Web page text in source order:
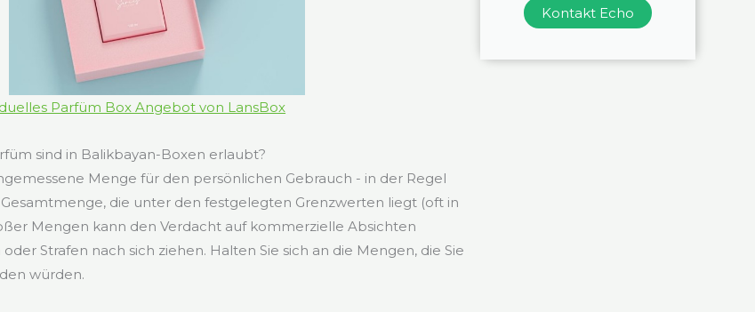
Parfüm Box Angebot von LansBox
sind in Balikbayan-Boxen erlaubt?
Menge für den persönlichen Gebrauch - in der Regel
die unter den festgelegten Grenzwerten liegt (oft in
Mengen kann den Verdacht auf kommerzielle Absichten
Strafen nach sich ziehen. Halten Sie sich an die Mengen, die Sie
würden.
Kontakt Echo